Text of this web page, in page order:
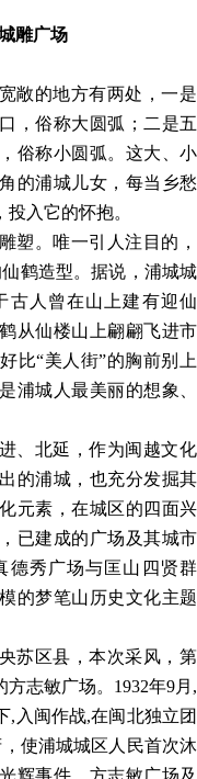
雕广场
敞的地方有两处，一是
，俗称大圆弧；二是五
俗称小圆弧。这大、小
的浦城儿女，每当乡愁
入它的怀抱。
塑。唯一引人注目的，
鹤造型。据说，浦城城
古人曾在山上建有迎仙
从仙楼山上翩翩飞进市
比“美人街”的胸前别上
浦城人最美丽的想象、
、北延，作为闽越文化
的浦城，也充分发掘其
元素，在城区的四面兴
已建成的广场及其城市
德秀广场与匡山四贤群
的梦笔山历史文化主题
苏区县，本次采风，第
志敏广场。 1932年9月,
,入闽作战,在闽北独立团
使浦城城区人民首次沐
辉事件，方志敏广场及